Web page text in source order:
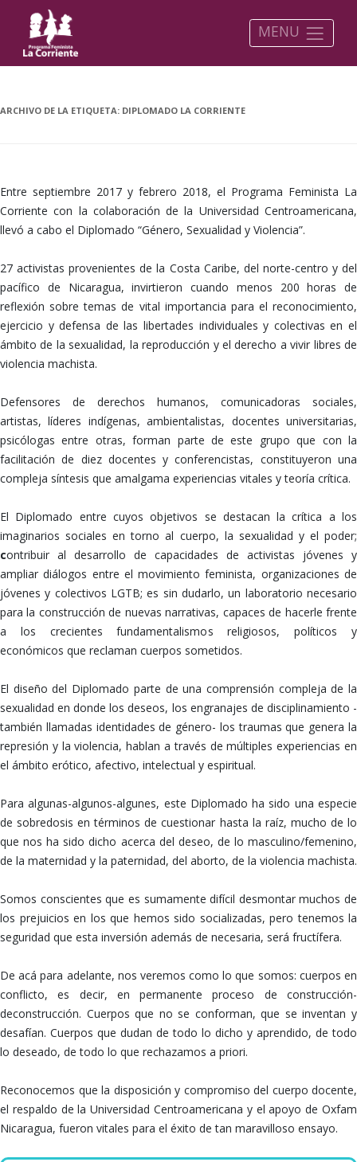
MENU
ARCHIVO DE LA ETIQUETA: DIPLOMADO LA CORRIENTE
Entre septiembre 2017 y febrero 2018, el Programa Feminista La
Corriente con la colaboración de la Universidad Centroamericana,
llevó a cabo el Diplomado “Género, Sexualidad y Violencia”.
27 activistas provenientes de la Costa Caribe, del norte-centro y del
pacífico de Nicaragua, invirtieron cuando menos 200 horas de
reflexión sobre temas de vital importancia para el reconocimiento,
ejercicio y defensa de las libertades individuales y colectivas en el
ámbito de la sexualidad, la reproducción y el derecho a vivir libres de
violencia machista.
Defensores de derechos humanos, comunicadoras sociales,
artistas, líderes indígenas, ambientalistas, docentes universitarias,
psicólogas entre otras, forman parte de este grupo que con la
facilitación de diez docentes y conferencistas, constituyeron una
compleja síntesis que amalgama experiencias vitales y teoría crítica.
El Diplomado entre cuyos objetivos se destacan la crítica a los
imaginarios sociales en torno al cuerpo, la sexualidad y el poder;
contribuir al desarrollo de capacidades de activistas jóvenes y
ampliar diálogos entre el movimiento feminista, organizaciones de
jóvenes y colectivos LGTB; es sin dudarlo, un laboratorio necesario
para la construcción de nuevas narrativas, capaces de hacerle frente
a los crecientes fundamentalismos religiosos, políticos y
económicos que reclaman cuerpos sometidos.
El diseño del Diplomado parte de una comprensión compleja de la
sexualidad en donde los deseos, los engranajes de disciplinamiento -
también llamadas identidades de género- los traumas que genera la
represión y la violencia, hablan a través de múltiples experiencias en
el ámbito erótico, afectivo, intelectual y espiritual.
Para algunas-algunos-algunes, este Diplomado ha sido una especie
de sobredosis en términos de cuestionar hasta la raíz, mucho de lo
que nos ha sido dicho acerca del deseo, de lo masculino/femenino,
de la maternidad y la paternidad, del aborto, de la violencia machista.
Somos conscientes que es sumamente difícil desmontar muchos de
los prejuicios en los que hemos sido socializadas, pero tenemos la
seguridad que esta inversión además de necesaria, será fructífera.
De acá para adelante, nos veremos como lo que somos: cuerpos en
conflicto, es decir, en permanente proceso de construcción-
deconstrucción. Cuerpos que no se conforman, que se inventan y
desafían. Cuerpos que dudan de todo lo dicho y aprendido, de todo
lo deseado, de todo lo que rechazamos a priori.
Reconocemos que la disposición y compromiso del cuerpo docente,
el respaldo de la Universidad Centroamericana y el apoyo de Oxfam
Nicaragua, fueron vitales para el éxito de tan maravilloso ensayo.